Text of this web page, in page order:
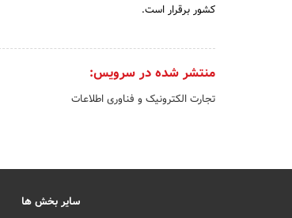
کشور برقرار است.
منتشر شده در سرویس:
تجارت الکترونیک و فناوری اطلاعات
سایر بخش ها